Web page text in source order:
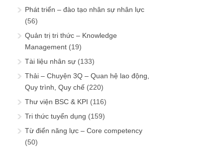
Phát triển – đào tạo nhân sự nhân lực
(56)
Quản trị tri thức – Knowledge
Management (19)
Tài liệu nhân sự (133)
Thải – Chuyện 3Q – Quan hệ lao động,
Quy trình, Quy chế (220)
Thư viện BSC & KPI (116)
Tri thức tuyển dụng (159)
Từ điển năng lực – Core competency
(50)